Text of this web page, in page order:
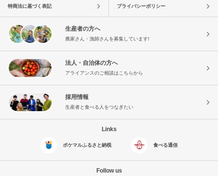
特商法に基づく表記 プライバシーポリシー
生産者の方へ
農家さん・漁師さんを募集しています!
法人・自治体の方へ
アライアンスのご相談はこちらから
採用情報
生産者と食べる人をつなぎたい
Links
ポケマルふるさと納税 食べる通信
Follow us